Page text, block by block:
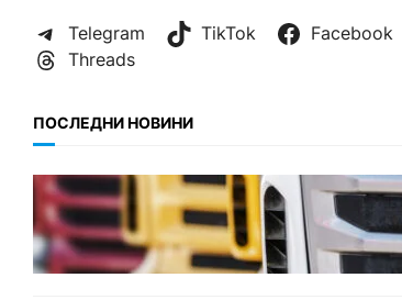
Telegram TikTok
Facebook
Threads
ПОСЛЕДНИ НОВИНИ
БЪЛГАРИЯ
Нови ограничения за
камионите над 12 тона по
ключови пътища през август